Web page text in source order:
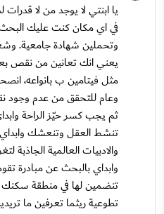
يا ابنتي لا يوجد من لا
في اي مكان كنت عليك
وتحملين شهادة جامعية.
يعني انك تعانين من نقص
مثل فيتامين ب
وعام للتحقق من عدم وجود
ثم يجب كسر حيّز الراحة
تنشط العقل وتنعشك
والادبيات العالمية
وابداي بالبحث عن مبادرة
تنضمين لها في منطقة
تطوعية ريثما تعرفين ما